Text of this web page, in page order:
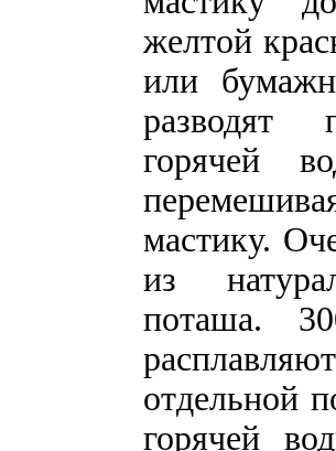
желтой
или
разводят
горячей
мастику.
из
поташа.
отдельной
горячей